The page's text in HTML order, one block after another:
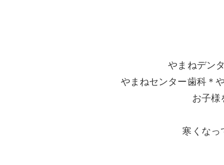
やまねデン
やまねセンター歯科＊
お子様
寒くなっ